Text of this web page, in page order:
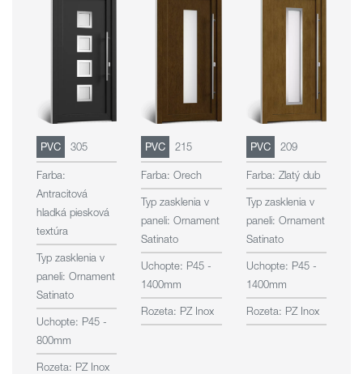
PVC 305
Farba:
Antracitová
hladká piesková
textúra
Typ zasklenia v
paneli: Ornament
Satinato
Uchopte: P45 -
800mm
Rozeta: PZ Inox
PVC 215
Farba: Orech
Typ zasklenia v
paneli: Ornament
Satinato
Uchopte: P45 -
1400mm
Rozeta: PZ Inox
PVC 209
Farba: Zlatý dub
Typ zasklenia v
paneli: Ornament
Satinato
Uchopte: P45 -
1400mm
Rozeta: PZ Inox